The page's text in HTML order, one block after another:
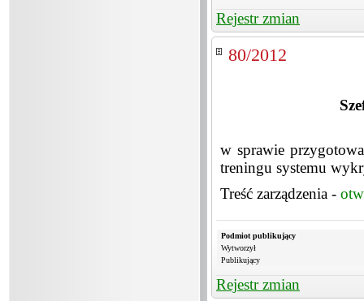
Rejestr zmian
80/2012
w sprawie
treningu systemu
Treść zarządzenia -
Podmiot publikujący
Wytworzył
Publikujący
Rejestr zmian